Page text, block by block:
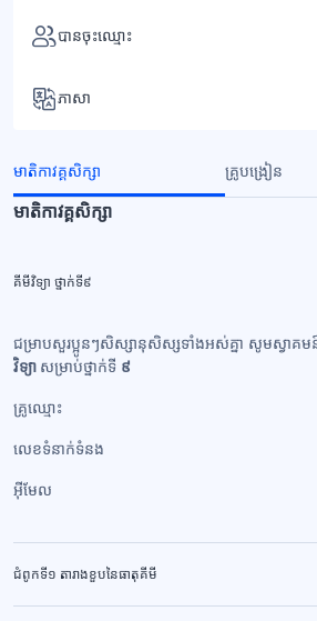
បានចុះឈ្មោះ
ភាសា
មាតិកាវគ្គសិក្សា គ្រូបង្រៀន
មាតិកាវគ្គសិក្សា
គីមីវិទ្យា ថ្នាក់ទី៩
ជម្រាបសួរប្អូនៗសិស្សានុសិស្សទាំងអស់គ្នា សូមស្វាគមន៍
វិទ្យា សម្រាប់ថ្នាក់ទី ៩
គ្រូឈ្មោះ
លេខទំនាក់ទំនង​
អ៊ីមែល
ជំពូកទី១ តារាងខួបនៃធាតុគីមី